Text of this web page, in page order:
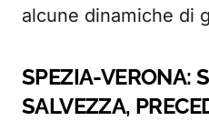
alcune dinamiche di
SPEZIA-VERONA:
SALVEZZA,